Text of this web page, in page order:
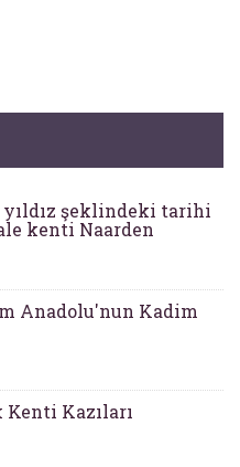
yıldız şeklindeki tarihi
kenti Naarden
Anadolu'nun Kadim
Kazıları